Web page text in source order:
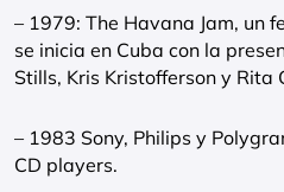
– 1979: The Havana Jam, un
se inicia en Cuba con la
Stills, Kris Kristofferson y Rita
– 1983 Sony, Philips y
CD players.